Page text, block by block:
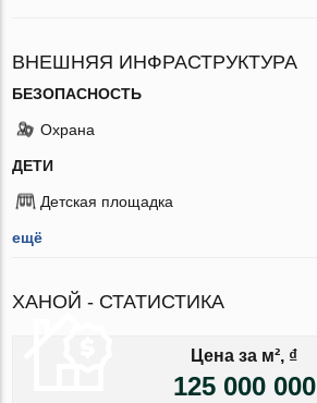
ВНЕШНЯЯ ИНФРАСТРУКТУРА
БЕЗОПАСНОСТЬ
Охрана
ДЕТИ
Детская площадка
ещё
ХАНОЙ - СТАТИСТИКА
Цена за м², ₫
125 000 000